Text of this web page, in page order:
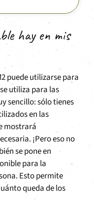
hay en mis
puede utilizarse para
utiliza para las
sencillo: sólo tienes
en las
mostrará
¡Pero eso no
se pone en
para la
Esto permite
queda de los